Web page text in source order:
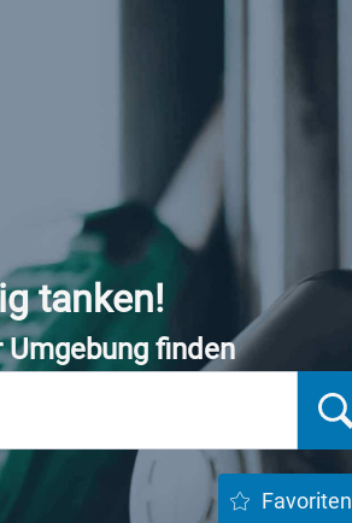
tanken!
finden
Favoriten